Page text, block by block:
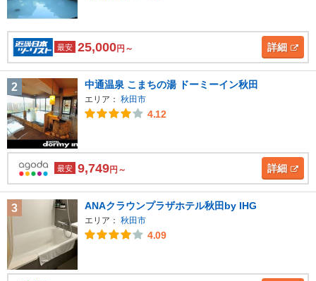
最安 25,000円～ 詳細
2 中通温泉 こまちの湯 ドーミーイン秋田
エリア： 秋田市
4.12
最安 9,749円～ 詳細
3 ANAクラウンプラザホテル秋田by IHG
エリア： 秋田市
4.09